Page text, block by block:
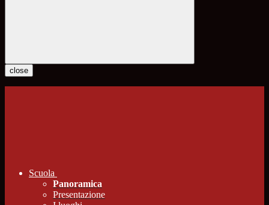
close
Scuola
Panoramica
Presentazione